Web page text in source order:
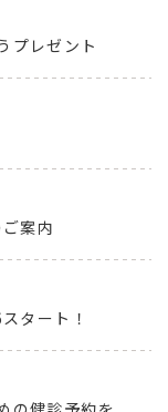
プレゼント
案内
タート！